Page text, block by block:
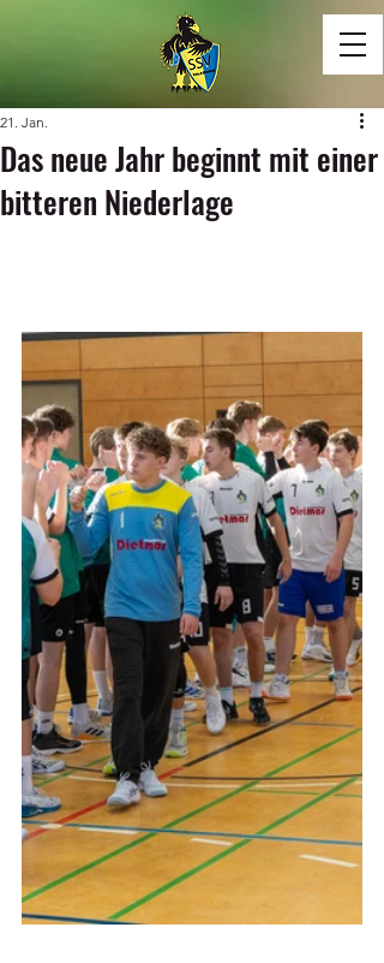
Das neue Jahr beginnt mit einer
bitteren Niederlage
21. Jan.